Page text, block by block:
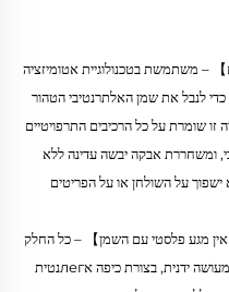
】 – משתמשת בטכנולוגיית אטומיזציה
לנבל את שמן האלתרנטיבי הטהור
זו שומרת על כל הרכיבים התרפויטיים
ומשחררת אבקה יבשה עדינה ללא
על השולחן או על הפריטים
אין מגע פלסטי עם השמן】 – כל החלק
הנוגע לשמן מורכב מזכוכית בורוסיליקטית עבה, מעושה ידנית, בצורת כיפה אлегנטית